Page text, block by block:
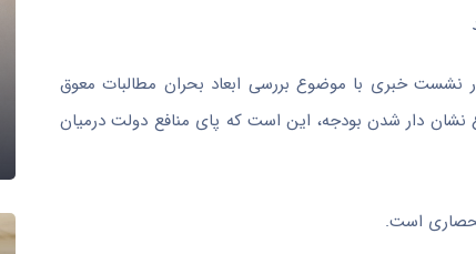
نشست خبری با موضوع بررسی ابعاد بحران مطالبات معوق
دار شدن بودجه، این است که پای منافع دولت درمیان
است.